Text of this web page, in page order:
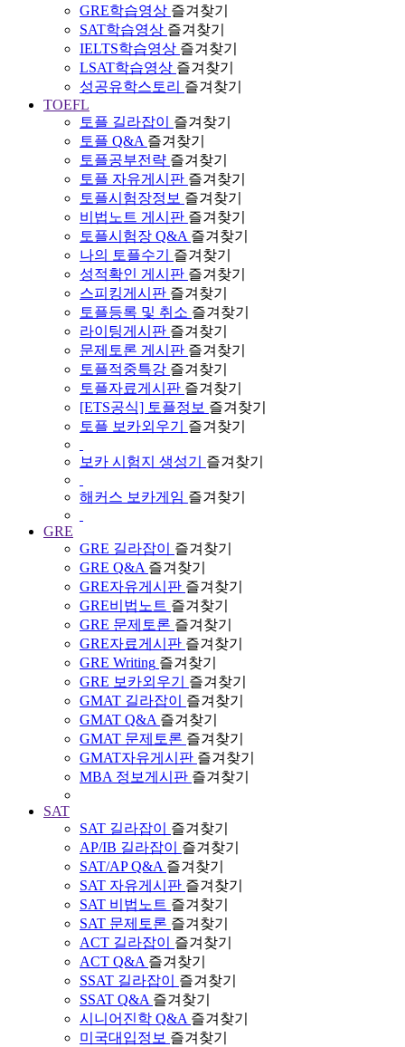
GRE학습영상 즐겨찾기
SAT학습영상 즐겨찾기
IELTS학습영상 즐겨찾기
LSAT학습영상 즐겨찾기
성공유학스토리 즐겨찾기
TOEFL
토플 길라잡이
즐겨찾기
토플 Q&A 즐겨찾기
토플공부전략 즐겨찾기
토플 자유게시판 즐겨찾기
토플시험장정보 즐겨찾기
비법노트 게시판 즐겨찾기
토플시험장 Q&A 즐겨찾기
나의 토플수기
즐겨찾기
성적확인 게시판 즐겨찾기
스피킹게시판 즐겨찾기
토플등록 및 취소 즐겨찾기
라이팅게시판 즐겨찾기
문제토론 게시판 즐겨찾기
토플적중특강 즐겨찾기
토플자료게시판 즐겨찾기
[ETS공식] 토플정보 즐겨찾기
토플 보카외우기
즐겨찾기
보카 시험지 생성기 즐겨찾기
해커스 보카게임 즐겨찾기
GRE
GRE 길라잡이
즐겨찾기
GRE Q&A 즐겨찾기
GRE자유게시판 즐겨찾기
GRE비법노트 즐겨찾기
GRE 문제토론 즐겨찾기
GRE자료게시판 즐겨찾기
GRE Writing 즐겨찾기
GRE 보카외우기
즐겨찾기
GMAT 길라잡이
즐겨찾기
GMAT Q&A 즐겨찾기
GMAT 문제토론 즐겨찾기
GMAT자유게시판 즐겨찾기
MBA 정보게시판 즐겨찾기
SAT
SAT 길라잡이
즐겨찾기
AP/IB 길라잡이
즐겨찾기
SAT/AP Q&A 즐겨찾기
SAT 자유게시판 즐겨찾기
SAT 비법노트 즐겨찾기
SAT 문제토론 즐겨찾기
ACT 길라잡이
즐겨찾기
ACT Q&A 즐겨찾기
SSAT 길라잡이
즐겨찾기
SSAT Q&A 즐겨찾기
시니어진학 Q&A 즐겨찾기
미국대입정보 즐겨찾기